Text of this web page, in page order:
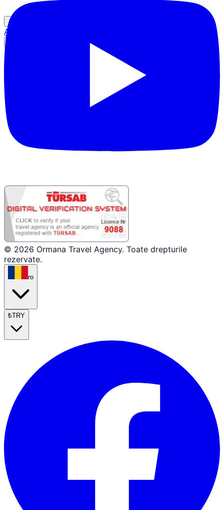
Autentificare partener
© 2026 Ormana Travel Agency. Toate drepturile
rezervate.
ro
₺TRY